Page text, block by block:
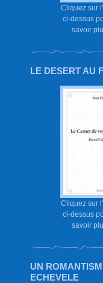
Cliquez sur
ci-dessus
savoir
LE DESERT AU
Cliquez sur
ci-dessus
savoir
UN
ECHEVELE